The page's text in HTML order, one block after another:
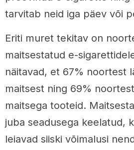
tarvitab neid iga päev või
Eriti muret tekitav on
maitsestatud e-
näitavad, et 67% noortest
maitsest ning 69%
maitsega tooteid.
juba seadusega keelatud,
leiavad siiski võimalusi